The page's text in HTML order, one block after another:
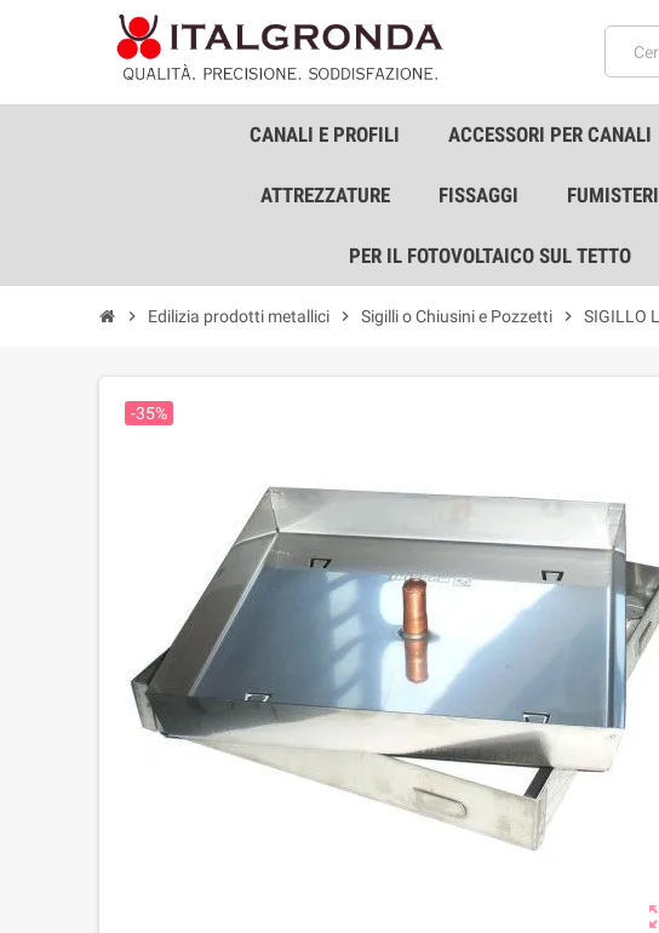
CANALI E PROFILI ACCESSORI PER CANALI
ATTREZZATURE FISSAGGI
PER IL FOTOVOLTAICO SUL TETTO
chevron_right Edilizia prodotti metallici chevron_right Sigilli o Chiusini e Pozzetti chevron_right SIGILLO
-35%